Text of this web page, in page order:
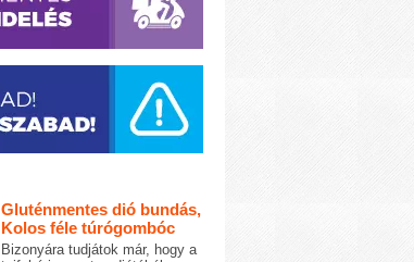
Gluténmentes dió bundás,
Kolos féle túrógombóc
Bizonyára tudjátok már, hogy a